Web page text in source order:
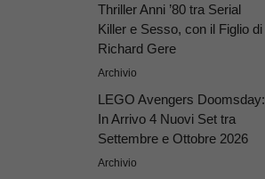
Thriller Anni ’80 tra Serial
Killer e Sesso, con il Figlio di
Richard Gere
Archivio
LEGO Avengers Doomsday:
In Arrivo 4 Nuovi Set tra
Settembre e Ottobre 2026
Archivio